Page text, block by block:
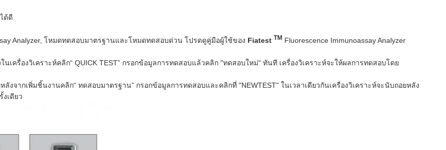
ด้ดี
Analyzer, โหมดทดสอบมาตรฐานและโหมดทดสอบด่วน โปรดดูคู่มือผู้ใช้ของ Fiatest TM Fluorescence Immunoassay Analyzer
เครื่องวิเคราะห์คลิก“ QUICK TEST” กรอกข้อมูลการทดสอบแล้วคลิก "ทดสอบใหม่" ทันที เครื่องวิเคราะห์จะให้ผลการทดสอบโดย
งจากเพิ่มชิ้นงานคลิก“ ทดสอบมาตรฐาน” กรอกข้อมูลการทดสอบและคลิกที่ "NEWTEST" ในเวลาเดียวกันเครื่องวิเคราะห์จะนับถอยหลัง
เดียว